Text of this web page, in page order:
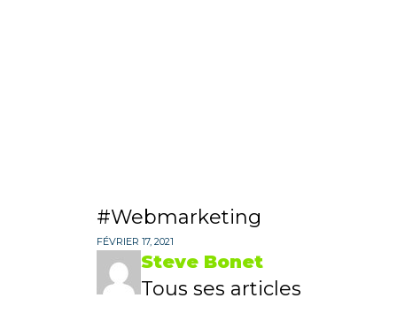
Webmarketing
FÉVRIER 17, 2021
Steve Bonet
Tous ses articles